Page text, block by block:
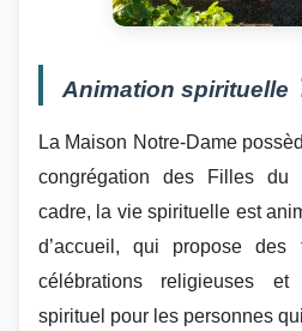
Animation spirituelle
La Maison Notre-Dame
congrégation des Filles du
cadre, la vie spirituelle est
d’accueil, qui propose
célébrations religieuses et
spirituel pour les personnes